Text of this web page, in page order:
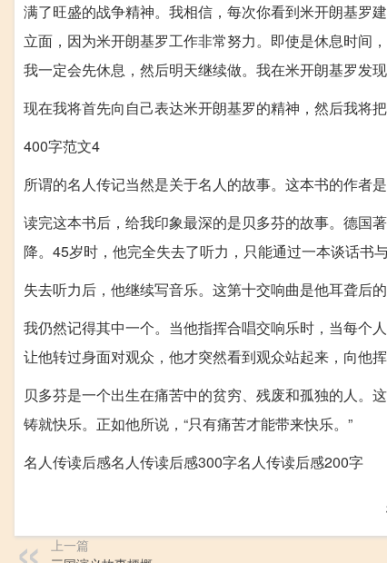
满了旺盛的战争精神。我相信，每次你看到米开朗基罗
立面，因为米开朗基罗工作非常努力。即使是休息时间
我一定会先休息，然后明天继续做。我在米开朗基罗发
现在我将首先向自己表达米开朗基罗的精神，然后我将
400字范文4
所谓的名人传记当然是关于名人的故事。这本书的作者
读完这本书后，给我印象最深的是贝多芬的故事。德国
降。45岁时，他完全失去了听力，只能通过一本谈话书
失去听力后，他继续写音乐。这第十交响曲是他耳聋后的
我仍然记得其中一个。当他指挥合唱交响乐时，当每个
让他转过身面对观众，他才突然看到观众站起来，向他挥
贝多芬是一个出生在痛苦中的贫穷、残废和孤独的人。
铸就快乐。正如他所说，“只有痛苦才能带来快乐。”
名人传读后感名人传读后感300字名人传读后感200字
上一篇